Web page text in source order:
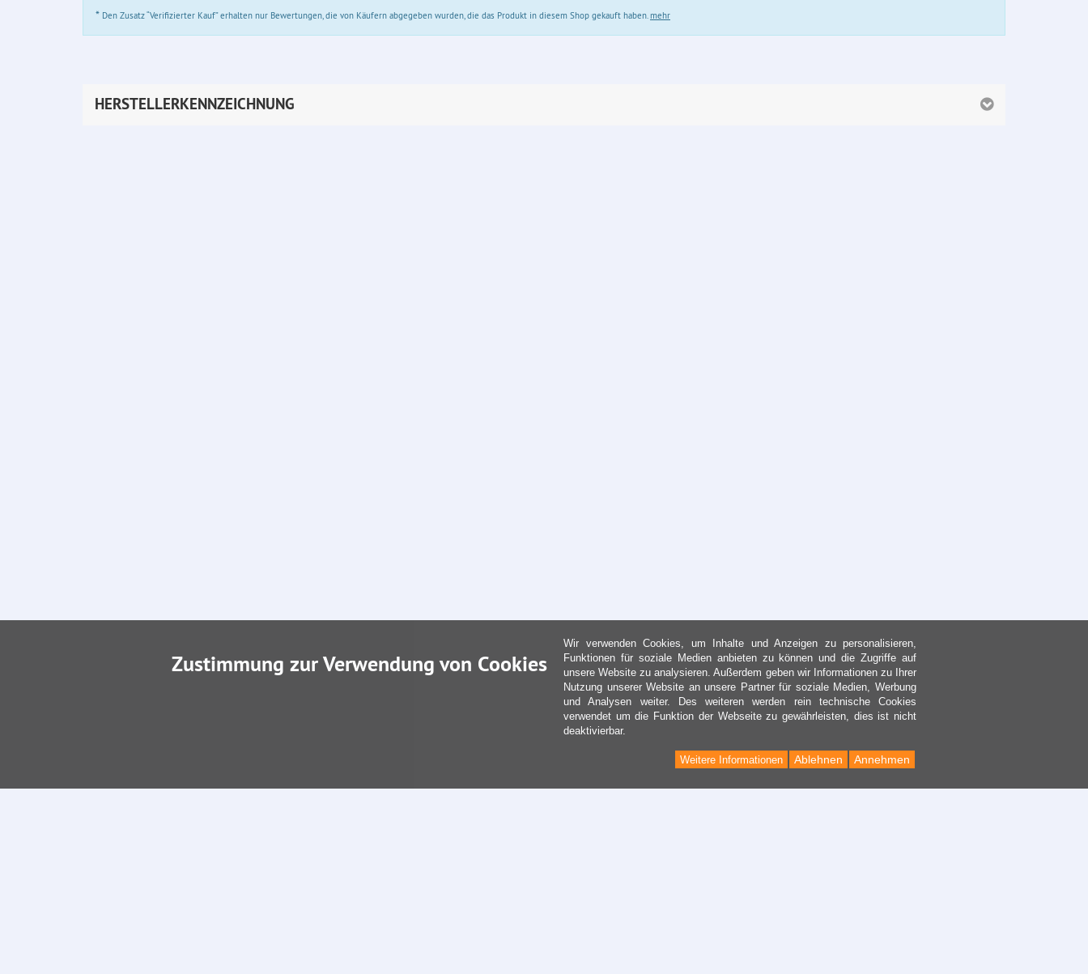
* Den Zusatz “Verifizierter Kauf” erhalten nur Bewertungen, die von Käufern abgegeben wurden, die das Produkt in diesem Shop gekauft haben.mehr
HERSTELLERKENNZEICHNUNG
Zustimmung zur Verwendung von Cookies
Wir verwenden Cookies, um Inhalte und Anzeigen zu personalisieren,
Funktionen für soziale Medien anbieten zu können und die Zugriffe auf
unsere Website zu analysieren. Außerdem geben wir Informationen zu Ihrer
Nutzung unserer Website an unsere Partner für soziale Medien, Werbung
und Analysen weiter. Des weiteren werden rein technische Cookies
verwendet um die Funktion der Webseite zu gewährleisten, dies ist nicht
deaktivierbar.
Annehmen
Ablehnen
Weitere Informationen